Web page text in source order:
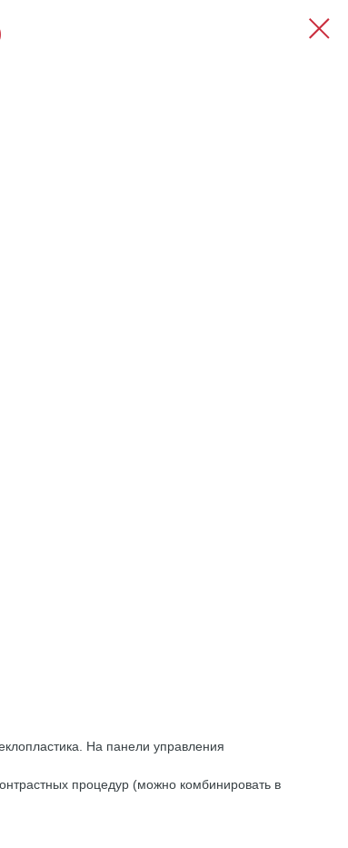
На панели управления
процедур (можно комбинировать в